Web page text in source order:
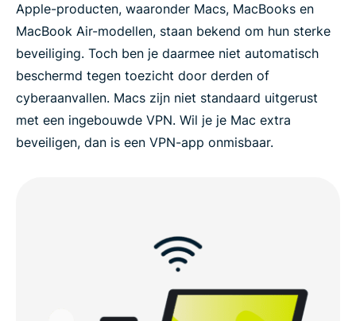
Apple-producten, waaronder Macs, MacBooks en
MacBook Air-modellen, staan bekend om hun sterke
beveiliging. Toch ben je daarmee niet automatisch
beschermd tegen toezicht door derden of
cyberaanvallen. Macs zijn niet standaard uitgerust
met een ingebouwde VPN. Wil je je Mac extra
beveiligen, dan is een VPN-app onmisbaar.